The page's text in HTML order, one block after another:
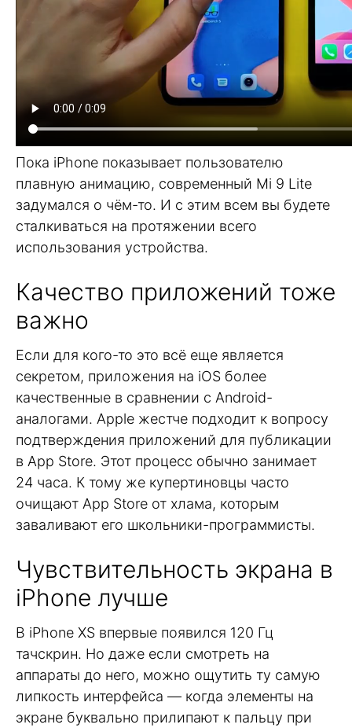
Пока iPhone показывает пользователю
плавную анимацию, современный Mi 9 Lite
задумался о чём-то. И с этим всем вы будете
сталкиваться на протяжении всего
использования устройства.
Качество приложений тоже
важно
Если для кого-то это всё еще является
секретом, приложения на iOS более
качественные в сравнении с Android-
аналогами. Apple жестче подходит к вопросу
подтверждения приложений для публикации
в App Store. Этот процесс обычно занимает
24 часа. К тому же купертиновцы часто
очищают App Store от хлама, которым
заваливают его школьники-программисты.
Чувствительность экрана в
iPhone лучше
В iPhone XS впервые появился 120 Гц
тачскрин. Но даже если смотреть на
аппараты до него, можно ощутить ту самую
липкость интерфейса — когда элементы на
экране буквально прилипают к пальцу при